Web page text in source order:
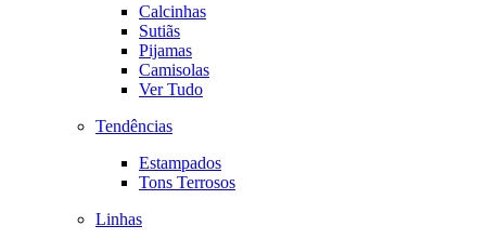
Calcinhas
Sutiãs
Pijamas
Camisolas
Ver Tudo
Tendências
Estampados
Tons Terrosos
Linhas